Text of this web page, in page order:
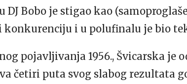
DJ Bobo je stigao kao
i u polufinalu je bio
pojavljivanja 1956., Švicarska je
sva četiri puta svog slabog rezultata